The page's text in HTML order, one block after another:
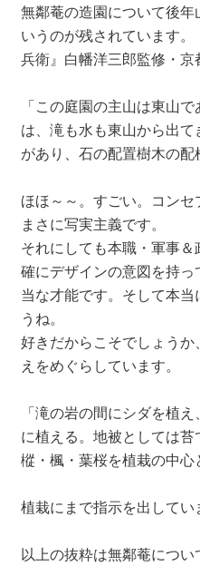
無鄰菴の造園について後
いうのが残されています
兵衛』白幡洋三郎監修・
「この庭園の主山は東山
は、滝も水も東山から出
があり、石の配置樹木の配
ほほ～～。すごい。コンセ
まさに写実主義です。
それにしても本職・軍事
確にデザインの意図を持
当な才能です。そして本
うね。
好きだからこそでしょう
えをめぐらしています。
「滝の岩の間にシダを植
に植える。地被としては苔
樅・楓・葉桜を植栽の中心
植栽にまで指示を出してい
以上の抜粋は無鄰菴につ